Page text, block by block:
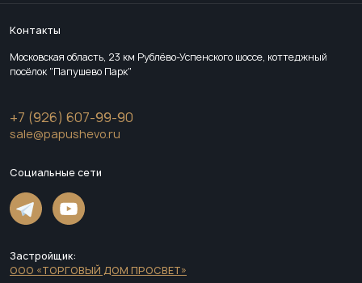
Застройщик:
ООО «ТОРГОВЫЙ ДОМ ПРОСВЕТ»
Контакты
Московская область, 23 км Рублёво-Успенского шоссе, коттеджный
посёлок "Папушево Парк"
+7 (926) 607-99-90
sale@papushevo.ru
Социальные сети